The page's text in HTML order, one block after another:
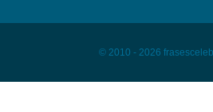
© 2010 - 2026